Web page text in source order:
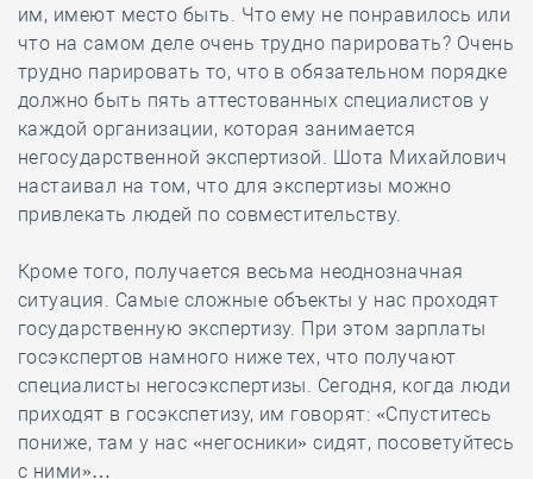
им, имеют место быть. Что ему не понравилось или
что на самом деле очень трудно парировать? Очень
трудно парировать то, что в обязательном порядке
должно быть пять аттестованных специалистов у
каждой организации, которая занимается
негосударственной экспертизой. Шота Михайлович
настаивал на том, что для экспертизы можно
привлекать людей по совместительству.
Кроме того, получается весьма неоднозначная
ситуация. Самые сложные объекты у нас проходят
государственную экспертизу. При этом зарплаты
госэкспертов намного ниже тех, что получают
специалисты негосэкспертизы. Сегодня, когда люди
приходят в госэкспетизу, им говорят: «Спуститесь
пониже, там у нас «негосники» сидят, посоветуйтесь
с ними»…